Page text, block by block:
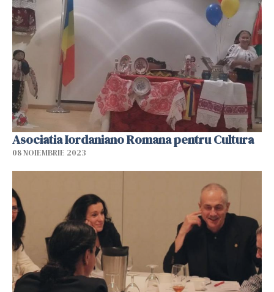
Asociatia Iordaniano Romana pentru Cultura
08 NOIEMBRIE 2023